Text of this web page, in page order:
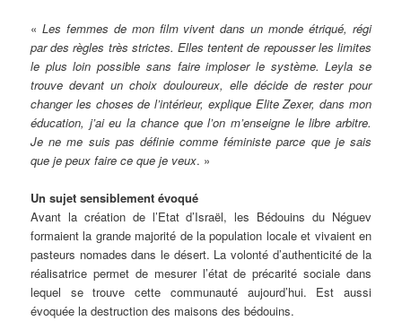
« Les femmes de mon film vivent dans un monde étriqué, régi
par des règles très strictes. Elles tentent de repousser les limites
le plus loin possible sans faire imploser le système. Leyla se
trouve devant un choix douloureux, elle décide de rester pour
changer les choses de l’intérieur, explique Elite Zexer, dans mon
éducation, j’ai eu la chance que l’on m’enseigne le libre arbitre.
Je ne me suis pas définie comme féministe parce que je sais
que je peux faire ce que je veux. »
Un sujet sensiblement évoqué
Avant la création de l’Etat d’Israël, les Bédouins du Néguev
formaient la grande majorité de la population locale et vivaient en
pasteurs nomades dans le désert. La volonté d’authenticité de la
réalisatrice permet de mesurer l’état de précarité sociale dans
lequel se trouve cette communauté aujourd’hui. Est aussi
évoquée la destruction des maisons des bédouins.